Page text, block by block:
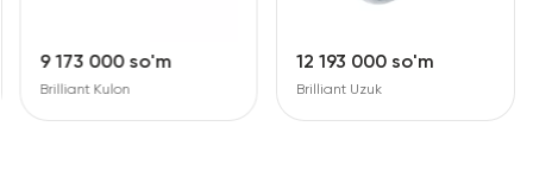
9 173 000 so'm
Brilliant Kulon
12 193 000 so'm
Brilliant Uzuk